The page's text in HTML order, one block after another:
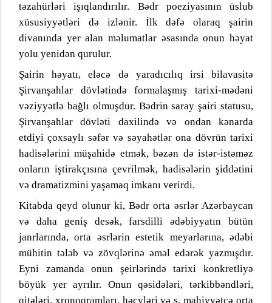
təzahürləri işıqlandırılır. Bədr poeziyasının üslub
xüsusiyyətləri də izlənir. İlk dəfə olaraq şairin
divanında yer alan məlumatlar əsasında onun həyat
yolu yenidən qurulur.
Şairin həyatı, eləcə də yaradıcılıq irsi bilavasitə
Şirvanşahlar dövlətində formalaşmış tarixi-mədəni
vəziyyətlə bağlı olmuşdur. Bədrin saray şairi statusu,
Şirvanşahlar dövləti daxilində və ondan kənarda
etdiyi çoxsaylı səfər və səyahətlər ona dövrün tarixi
hadisələrini müşahidə etmək, bəzən də istər-istəməz
onların iştirakçısına çevrilmək, hadisələrin şiddətini
və dramatizmini yaşamaq imkanı verirdi.
Kitabda qeyd olunur ki, Bədr orta əsrlər Azərbaycan
və daha geniş desək, farsdilli ədəbiyyatın bütün
janrlarında, orta əsrlərin estetik meyarlarına, ədəbi
mühitin tələb və zövqlərinə əməl edərək yazmışdır.
Eyni zamanda onun şeirlərində tarixi konkretliyə
böyük yer ayrılır. Onun qəsidələri, tərkibbəndləri,
qitələri, xronoqramları, həcvləri və s. mahiyyətcə orta